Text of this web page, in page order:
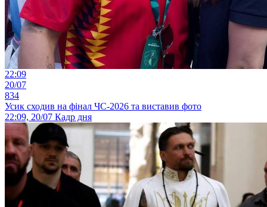
22:09
20/07
834
Усик сходив на фінал ЧС-2026 та виставив фото
22:09, 20/07 Кадр дня